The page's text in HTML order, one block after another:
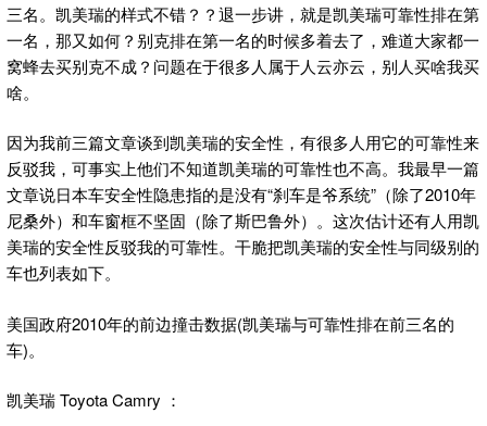
三名。凯美瑞的样式不错？？退一步讲，就是凯美瑞可靠性排在第
一名，那又如何？别克排在第一名的时候多着去了，难道大家都一
窝蜂去买别克不成？问题在于很多人属于人云亦云，别人买啥我买
啥。
因为我前三篇文章谈到凯美瑞的安全性，有很多人用它的可靠性来
反驳我，可事实上他们不知道凯美瑞的可靠性也不高。我最早一篇
文章说日本车安全性隐患指的是没有“刹车是爷系统”（除了2010年
尼桑外）和车窗框不坚固（除了斯巴鲁外）。这次估计还有人用凯
美瑞的安全性反驳我的可靠性。干脆把凯美瑞的安全性与同级别的
车也列表如下。
美国政府2010年的前边撞击数据(凯美瑞与可靠性排在前三名的
车)。
凯美瑞 Toyota Camry ：